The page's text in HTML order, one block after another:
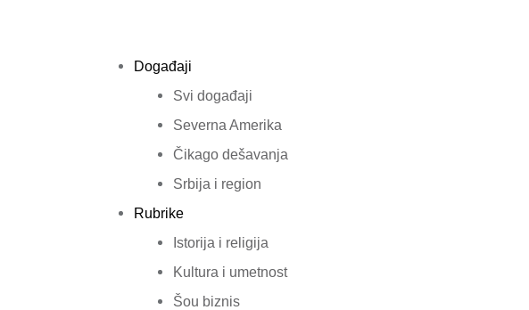
Događaji
Svi događaji
Severna Amerika
Čikago dešavanja
Srbija i region
Rubrike
Istorija i religija
Kultura i umetnost
Šou biznis